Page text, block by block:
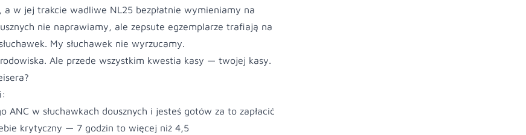
w jej trakcie wadliwe NL25 bezpłatnie wymieniamy na
nie naprawiamy, ale zepsute egzemplarze trafiają na
My słuchawek nie wyrzucamy.
Ale przede wszystkim kwestia kasy — twojej kasy.
ANC w słuchawkach dousznych i jesteś gotów za to zapłacić
krytyczny — 7 godzin to więcej niż 4,5